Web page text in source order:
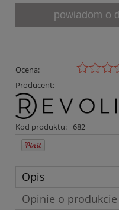
powiadom o
Ocena:
Producent:
Kod produktu: 682
Opis
Opinie o produkcie